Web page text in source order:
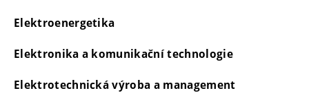
Elektroenergetika
Elektronika a komunikační technologie
Elektrotechnická výroba a management